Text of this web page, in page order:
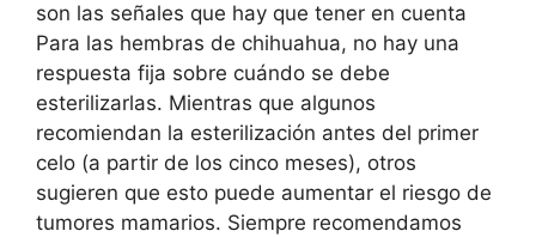
son las señales que hay que tener en cuenta
Para las hembras de chihuahua, no hay una
respuesta fija sobre cuándo se debe
esterilizarlas. Mientras que algunos
recomiendan la esterilización antes del primer
celo (a partir de los cinco meses), otros
sugieren que esto puede aumentar el riesgo de
tumores mamarios. Siempre recomendamos